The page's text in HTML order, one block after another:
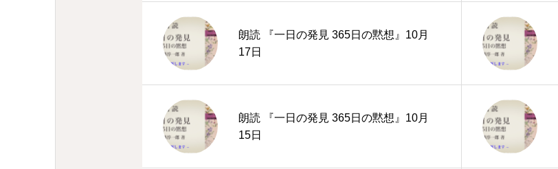
朗読 『一日の発見 365日の黙想』10月
17日
朗読 『一日の発見 365日の黙想』10月
15日